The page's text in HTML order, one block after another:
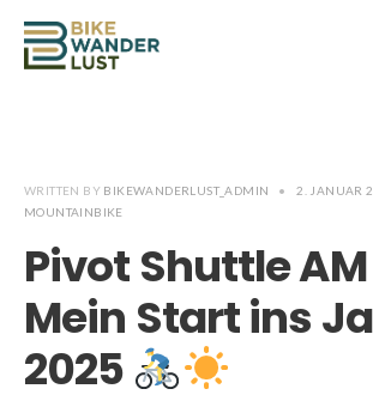
WRITTEN BY BIKEWANDERLUST_ADMIN • 2. JANUAR
MOUNTAINBIKE
Pivot Shuttle
Mein Start ins
2025